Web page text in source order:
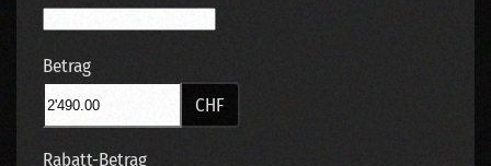
Betrag
CHF
Rabatt-Betrag